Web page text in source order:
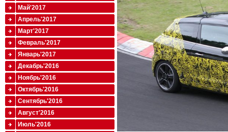
Май'2017
Апрель'2017
Март'2017
Февраль'2017
Январь'2017
Декабрь'2016
Ноябрь'2016
Октябрь'2016
Сентябрь'2016
Август'2016
Июль'2016